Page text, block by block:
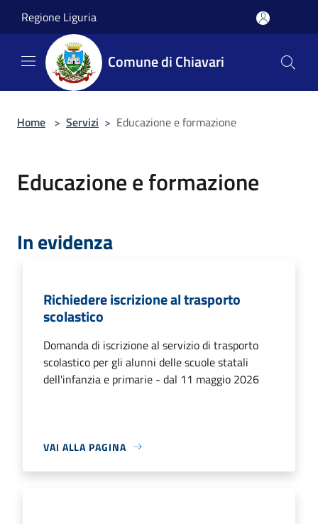
Regione Liguria
Comune di Chiavari
Home > Servizi > Educazione e formazione
Educazione e formazione
In evidenza
Richiedere iscrizione al trasporto
scolastico
Domanda di iscrizione al servizio di trasporto
scolastico per gli alunni delle scuole statali
dell'infanzia e primarie - dal 11 maggio 2026
VAI ALLA PAGINA